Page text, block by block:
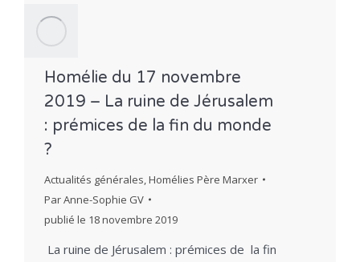
Homélie du 17 novembre
2019 – La ruine de Jérusalem
: prémices de la fin du monde
?
Actualités générales,Homélies Père Marxer
ParAnne-Sophie GV
publié le 18 novembre 2019
La ruine de Jérusalem : prémices de la fin